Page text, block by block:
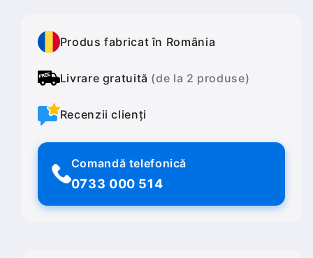
Produs fabricat în România
Livrare gratuită (de la 2 produse)
Recenzii clienți
Comandă telefonică
0733 000 514